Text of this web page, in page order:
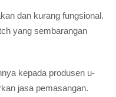
dan kurang fungsional.
yang sembarangan
kepada produsen u-
jasa pemasangan.